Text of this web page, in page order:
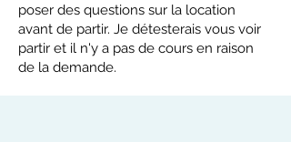
poser des questions sur la location
avant de partir. Je détesterais vous voir
partir et il n'y a pas de cours en raison
de la demande.